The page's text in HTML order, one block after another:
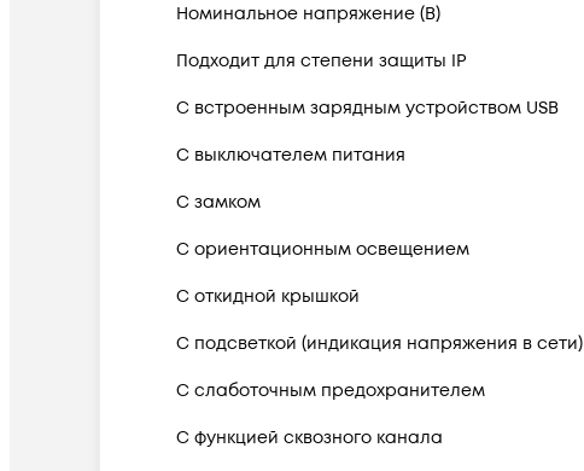
Номинальное напряжение (В)
Подходит для степени защиты IP
С встроенным зарядным устройством USB
С выключателем питания
С замком
С ориентационным освещением
С откидной крышкой
С подсветкой (индикация напряжения в сети)
С слаботочным предохранителем
С функцией сквозного канала